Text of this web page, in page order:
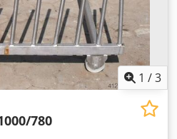
1 /3
780